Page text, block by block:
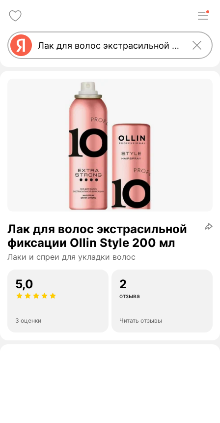
Лак для волос экстрасильной
фиксации Ollin Style 200 мл
Лаки и спреи для укладки волос
5,0
3 оценки
2
отзыва
Читать отзывы